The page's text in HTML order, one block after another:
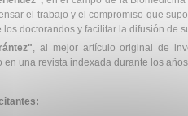
el trabajo y el compromiso que
doctorandos y facilitar la difusión de
, al mejor artículo original de
una revista indexada durante los